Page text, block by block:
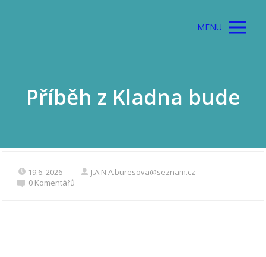
MENU
Příběh z Kladna bude
19.6. 2026
J.A.N.A.buresova@seznam.cz
0 Komentářů